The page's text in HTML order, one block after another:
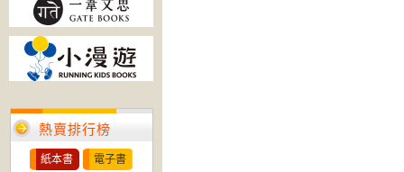
熱賣排行榜
紙本書 電子書